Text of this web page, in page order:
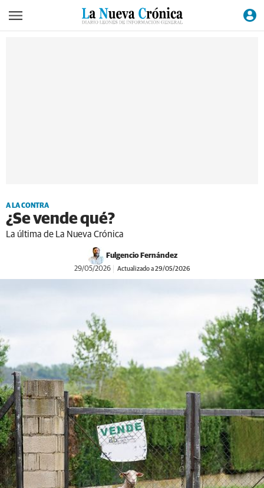
A LA CONTRA
¿Se vende qué?
La última de La Nueva Crónica
Fulgencio Fernández
29/05/2026 Actualizado a 29/05/2026